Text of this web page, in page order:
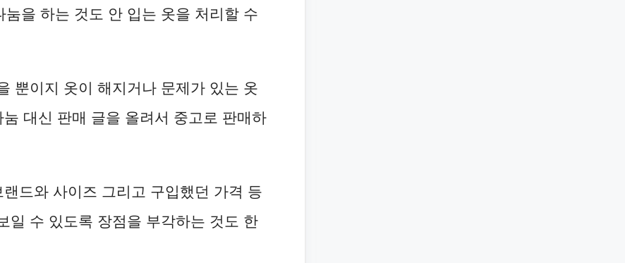
을 하는 것도 안 입는 옷을 처리할 수
뿐이지 옷이 해지거나 문제가 있는 옷
대신 판매 글을 올려서 중고로 판매하
드와 사이즈 그리고 구입했던 가격 등
일 수 있도록 장점을 부각하는 것도 한